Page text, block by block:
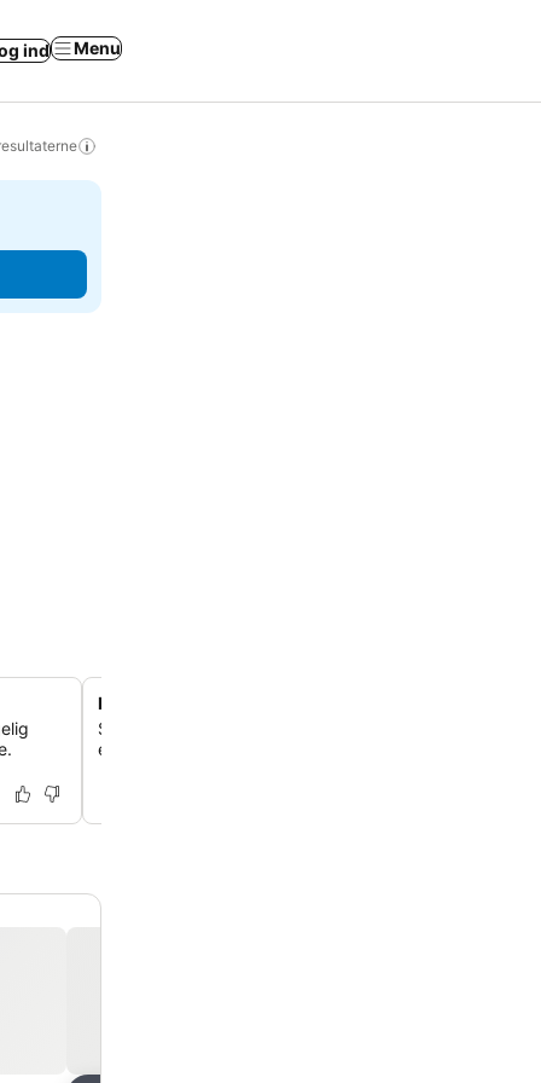
ind Menu
Hyggelig have og udendørs terrasse
Slap af i grønne omgivelser på terrassen eller i den
et fredfyldt sted, hvor du kan koble helt af.